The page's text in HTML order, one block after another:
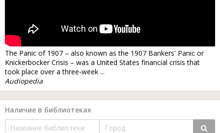
The Panic of 1907 – also known as the 1907 Bankers' Panic or
Knickerbocker Crisis – was a United States financial crisis that
took place over a three-week ...
Audiopedia
Наличие в библиотеках